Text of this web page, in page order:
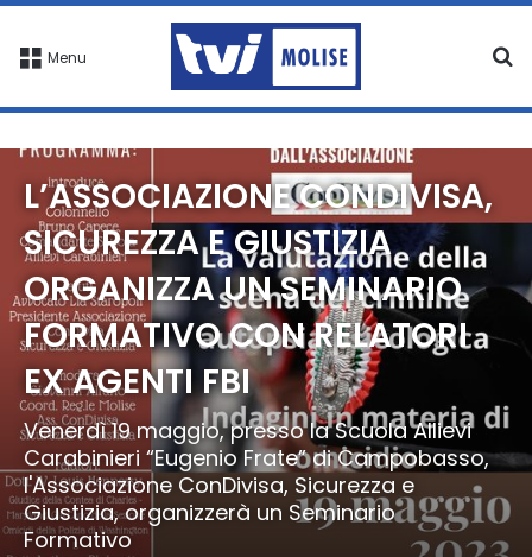
Menu
L’ASSOCIAZIONE CONDIVISA,
SICUREZZA E GIUSTIZIA
ORGANIZZA UN SEMINARIO
FORMATIVO CON RELATORI
EX AGENTI FBI
Venerdì 19 maggio, presso la Scuola Allievi
Carabinieri “Eugenio Frate” di Campobasso,
l'Associazione ConDivisa, Sicurezza e
Giustizia, organizzerà un Seminario
Formativo